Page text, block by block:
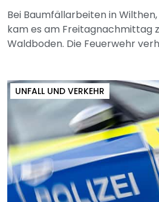
Bei Baumfällarbeiten in
kam es am Freitagnachmittag
Waldboden. Die Feuerwehr
UNFALL UND VERKEHR